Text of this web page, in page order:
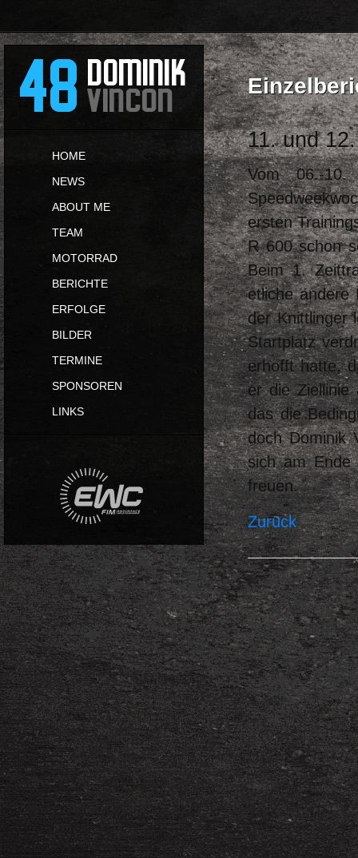
HOME
NEWS
ABOUT ME
TEAM
MOTORRAD
BERICHTE
ERFOLGE
BILDER
TERMINE
SPONSOREN
LINKS
11. und
Vom 06.-
ersten
R 600 schon
Beim 1.
etliche andere
der Knittlinger
Startplatz
erhofft hatte,
er die
das die
doch Dominik
sich am
freuen.
Zurück